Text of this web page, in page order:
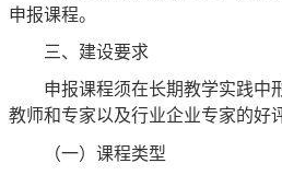
学院是慕课建设的主体，按照
申报课程。
三、建设要求
申报课程须在长期教学实践中
教师和专家以及行业企业专家的